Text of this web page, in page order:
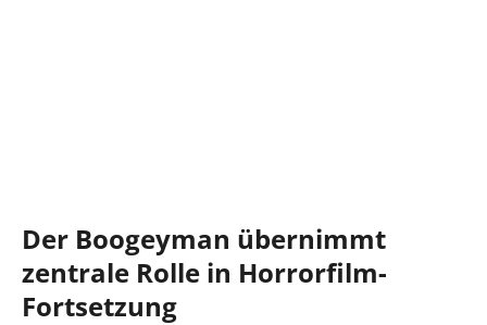
Der Boogeyman übernimmt
zentrale Rolle in Horrorfilm-
Fortsetzung